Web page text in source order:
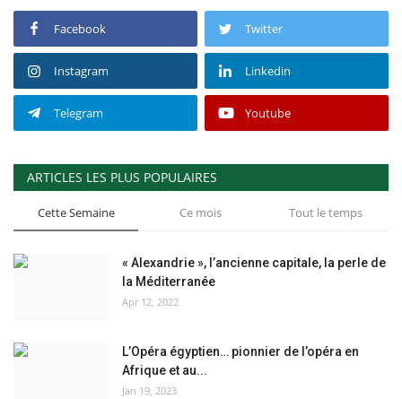
Facebook Twitter
Instagram Linkedin
Telegram Youtube
ARTICLES LES PLUS POPULAIRES
Cette Semaine Ce mois Tout le temps
« Alexandrie », l’ancienne capitale, la perle de
la Méditerranée
Apr 12, 2022
L’Opéra égyptien… pionnier de l’opéra en
Afrique et au...
Jan 19, 2023